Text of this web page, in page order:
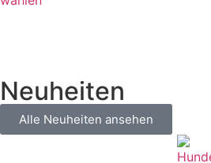
Neuheiten
Alle Neuheiten ansehen